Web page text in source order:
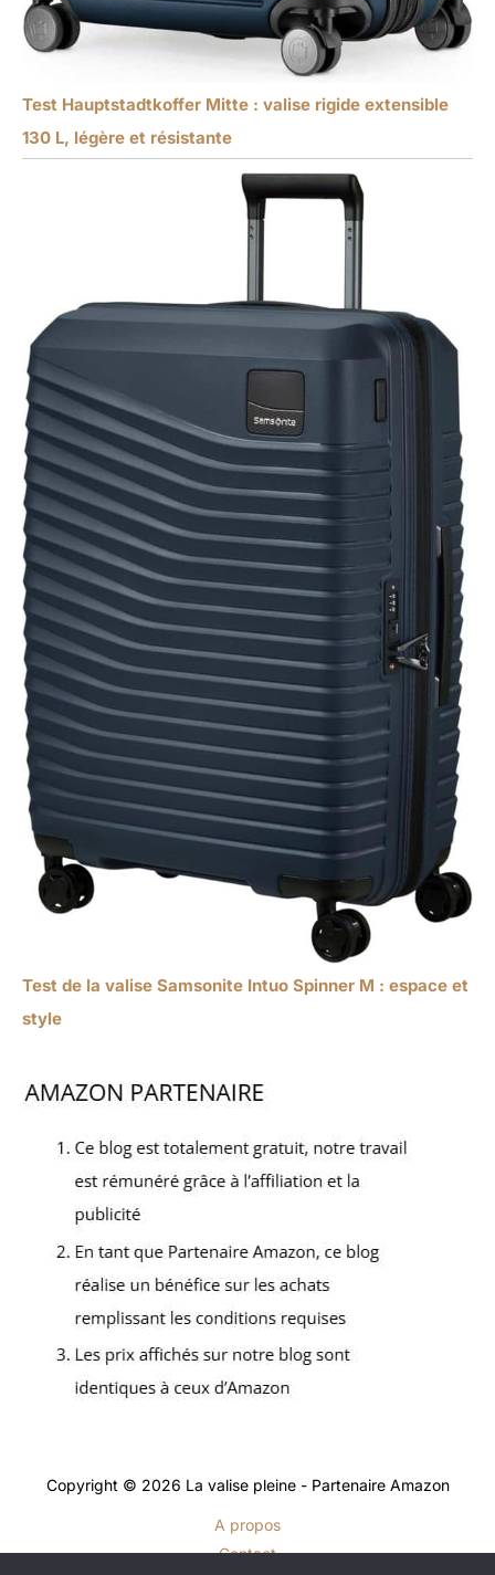
Test Hauptstadtkoffer Mitte : valise rigide extensible
130 L, légère et résistante
Test de la valise Samsonite Intuo Spinner M : espace et
style
Copyright © 2026 La valise pleine - Partenaire Amazon
A propos
Contact